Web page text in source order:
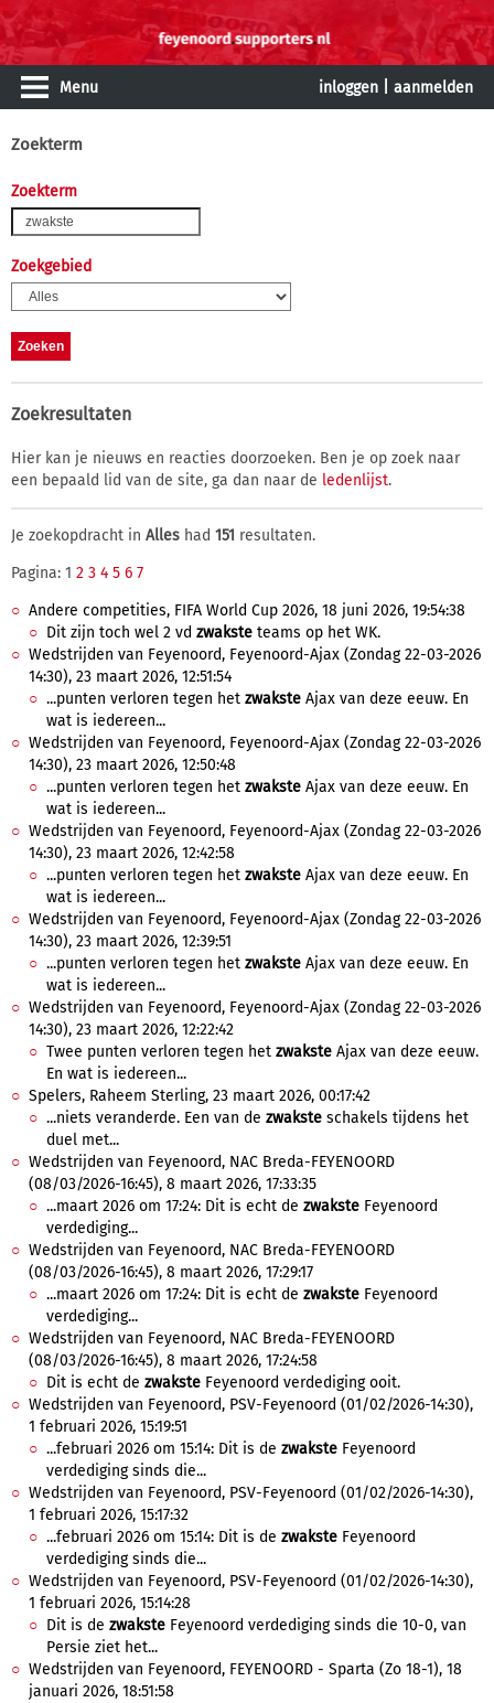
Menu inloggen aanmelden
Zoekterm
Zoekterm
Zoekgebied
Zoekresultaten
Hier kan je nieuws en reacties doorzoeken. Ben je op zoek naar
een bepaald lid van de site, ga dan naar de ledenlijst.
Je zoekopdracht in Alles had 151 resultaten.
Pagina: 1 2 3 4 5 6 7
Andere competities, FIFA World Cup 2026, 18 juni 2026, 19:54:38
Dit zijn toch wel 2 vd zwakste teams op het WK.
Wedstrijden van Feyenoord, Feyenoord-Ajax (Zondag 22-03-2026
14:30), 23 maart 2026, 12:51:54
...punten verloren tegen het zwakste Ajax van deze eeuw. En
wat is iedereen...
Wedstrijden van Feyenoord, Feyenoord-Ajax (Zondag 22-03-2026
14:30), 23 maart 2026, 12:50:48
...punten verloren tegen het zwakste Ajax van deze eeuw. En
wat is iedereen...
Wedstrijden van Feyenoord, Feyenoord-Ajax (Zondag 22-03-2026
14:30), 23 maart 2026, 12:42:58
...punten verloren tegen het zwakste Ajax van deze eeuw. En
wat is iedereen...
Wedstrijden van Feyenoord, Feyenoord-Ajax (Zondag 22-03-2026
14:30), 23 maart 2026, 12:39:51
...punten verloren tegen het zwakste Ajax van deze eeuw. En
wat is iedereen...
Wedstrijden van Feyenoord, Feyenoord-Ajax (Zondag 22-03-2026
14:30), 23 maart 2026, 12:22:42
Twee punten verloren tegen het zwakste Ajax van deze eeuw.
En wat is iedereen...
Spelers, Raheem Sterling, 23 maart 2026, 00:17:42
...niets veranderde. Een van de zwakste schakels tijdens het
duel met...
Wedstrijden van Feyenoord, NAC Breda-FEYENOORD
(08/03/2026-16:45), 8 maart 2026, 17:33:35
...maart 2026 om 17:24: Dit is echt de zwakste Feyenoord
verdediging...
Wedstrijden van Feyenoord, NAC Breda-FEYENOORD
(08/03/2026-16:45), 8 maart 2026, 17:29:17
...maart 2026 om 17:24: Dit is echt de zwakste Feyenoord
verdediging...
Wedstrijden van Feyenoord, NAC Breda-FEYENOORD
(08/03/2026-16:45), 8 maart 2026, 17:24:58
Dit is echt de zwakste Feyenoord verdediging ooit.
Wedstrijden van Feyenoord, PSV-Feyenoord (01/02/2026-14:30),
1 februari 2026, 15:19:51
...februari 2026 om 15:14: Dit is de zwakste Feyenoord
verdediging sinds die...
Wedstrijden van Feyenoord, PSV-Feyenoord (01/02/2026-14:30),
1 februari 2026, 15:17:32
...februari 2026 om 15:14: Dit is de zwakste Feyenoord
verdediging sinds die...
Wedstrijden van Feyenoord, PSV-Feyenoord (01/02/2026-14:30),
1 februari 2026, 15:14:28
Dit is de zwakste Feyenoord verdediging sinds die 10-0, van
Persie ziet het...
Wedstrijden van Feyenoord, FEYENOORD - Sparta (Zo 18-1), 18
januari 2026, 18:51:58